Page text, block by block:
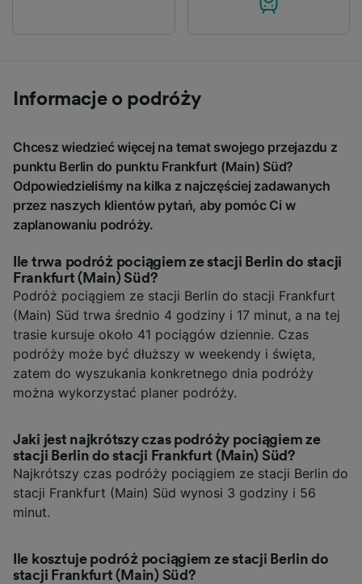
Informacje o podróży
Chcesz wiedzieć więcej na temat swojego przejazdu z
punktu Berlin do punktu Frankfurt (Main) Süd?
Odpowiedzieliśmy na kilka z najczęściej zadawanych
przez naszych klientów pytań, aby pomóc Ci w
zaplanowaniu podróży.
Ile trwa podróż pociągiem ze stacji Berlin do stacji
Frankfurt (Main) Süd?
Podróż pociągiem ze stacji Berlin do stacji Frankfurt
(Main) Süd trwa średnio 4 godziny i 17 minut, a na tej
trasie kursuje około 41 pociągów dziennie. Czas
podróży może być dłuższy w weekendy i święta,
zatem do wyszukania konkretnego dnia podróży
można wykorzystać planer podróży.
Jaki jest najkrótszy czas podróży pociągiem ze
stacji Berlin do stacji Frankfurt (Main) Süd?
Najkrótszy czas podróży pociągiem ze stacji Berlin do
stacji Frankfurt (Main) Süd wynosi 3 godziny i 56
minut.
Ile kosztuje podróż pociągiem ze stacji Berlin do
stacji Frankfurt (Main) Süd?